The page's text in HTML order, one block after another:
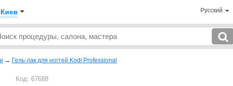
Киев Русский
→ Гель-лак для ногтей Kodi Professional
Код: 67688